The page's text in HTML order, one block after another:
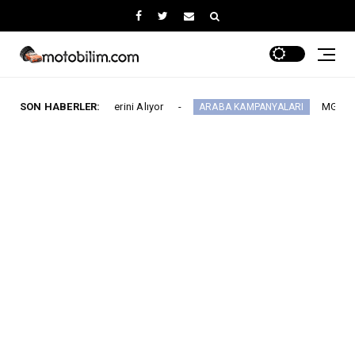
SON HABERLER:
Yerini Alıyor ARABA KAMPANYALARI MG 2.290.000 TL’den